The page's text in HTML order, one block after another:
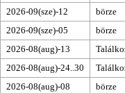
2026-09(sze)-12
börze
2026-09(sze)-05
börze
2026-08(aug)-13
2026-08(aug)-24..30
2026-08(aug)-08
börze